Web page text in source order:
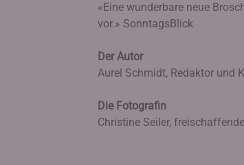
«Eine wunderbare neue
vor.» SonntagsBlick
Der Autor
Aurel Schmidt, Redaktor und
Die Fotografin
Christine Seiler,